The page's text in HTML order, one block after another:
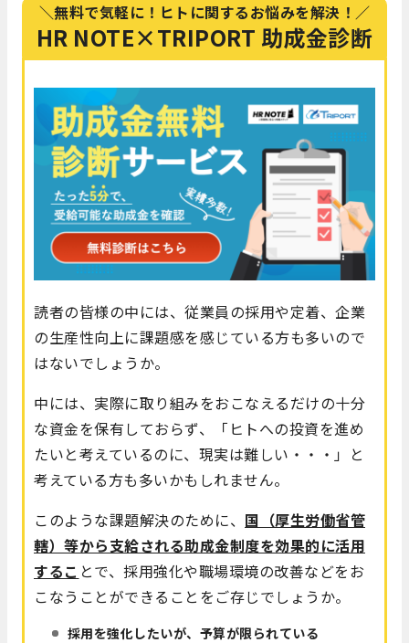
＼無料で気軽に！ヒトに関するお悩みを解決！／
HR NOTE×TRIPORT 助成金診断
読者の皆様の中には、従業員の採用や定着、企業
の生産性向上に課題感を感じている方も多いので
はないでしょうか。
中には、実際に取り組みをおこなえるだけの十分
な資金を保有しておらず、「ヒトへの投資を進め
たいと考えているのに、現実は難しい・・・」と
考えている方も多いかもしれません。
このような課題解決のために、 国（厚生労働省管
轄）等から支給される助成金制度を効果的に活用
するこ とで、採用強化や職場環境の改善などをお
こなうことができることをご存じでしょうか。
採用を強化したいが、予算が限られている